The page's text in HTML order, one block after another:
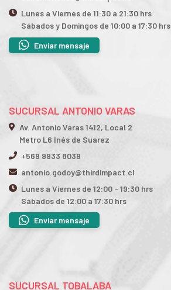
Lunes a Viernes de 11:30 a 21:30 hrs
Sábados y Domingos de 10:00 a 17:30 hrs
Enviar mensaje
SUCURSAL ANTONIO VARAS
Av. Antonio Varas 1412, Local 2
Metro L6 Inés de Suarez
+569 9933 8039
antonio.godoy@thirdimpact.cl
Lunes a Viernes de 12:00 - 19:30 hrs
Sábados de 12:00 a 17:30 hrs
Enviar mensaje
SUCURSAL TOBALABA